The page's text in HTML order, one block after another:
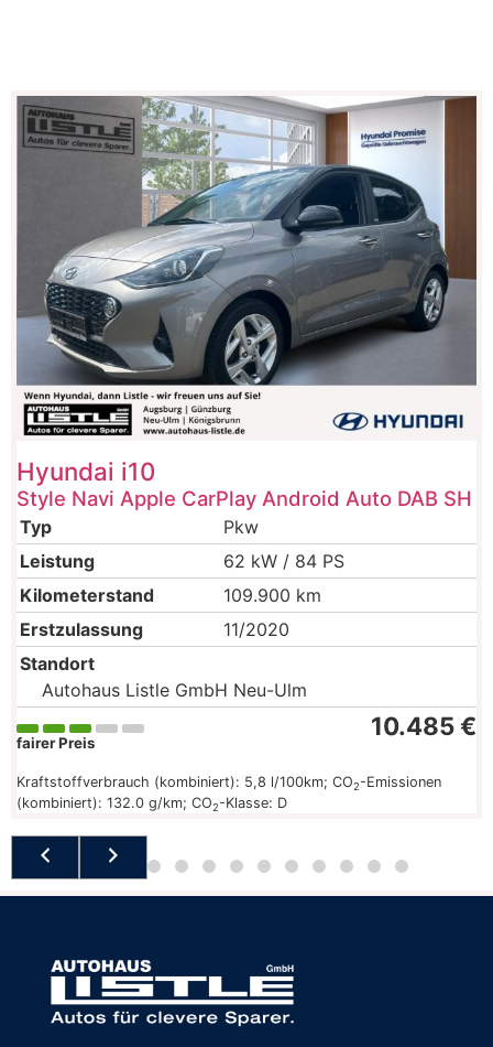
Hyundai i10
Style Navi Apple CarPlay Android Auto DAB SH
Typ
Pkw
Leistung
62 kW / 84 PS
Kilometerstand
109.900 km
Erstzulassung
11/2020
Standort
Autohaus Listle GmbH Neu-Ulm
10.485 €
fairer Preis
Kraftstoffverbrauch (kombiniert): 5,8 l/100km; CO2-Emissionen
(kombiniert): 132.0 g/km; CO2-Klasse: D